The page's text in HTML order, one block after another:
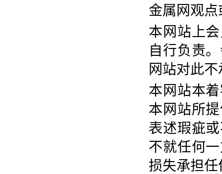
金属网观
本网站上
自行负责
网站对此
本网站本
本网站所
表述瑕疵
不就任何
损失承担任